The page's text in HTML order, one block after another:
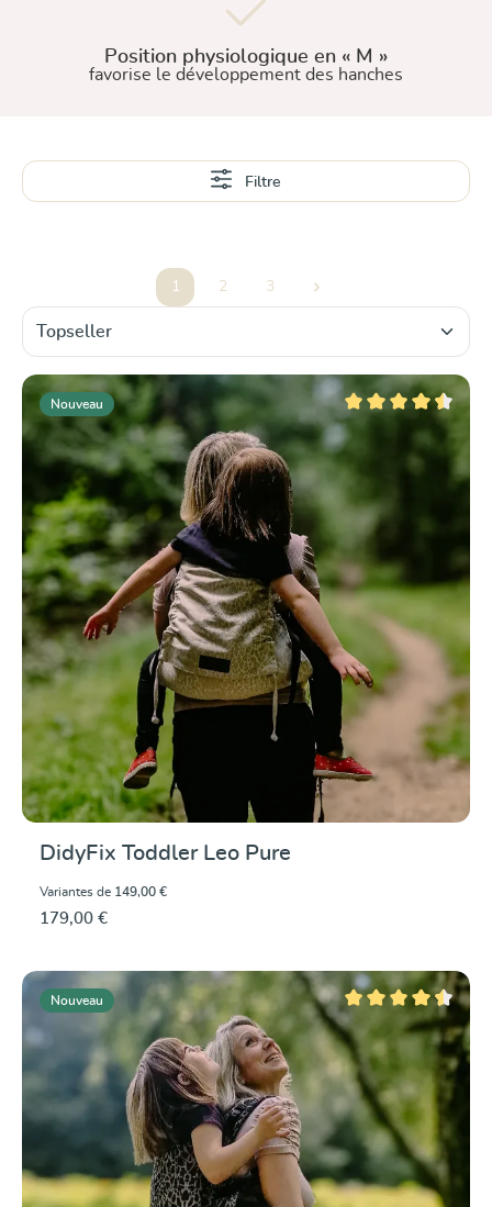
Position physiologique en « M »
favorise le développement des hanches
Filtre
Page
1
Page
2
Page
3
Nouveau
Note moyenne de
DidyFix Toddler Leo Pure
Variantes de 149,00 €
179,00 €
Nouveau
Note moyenne de